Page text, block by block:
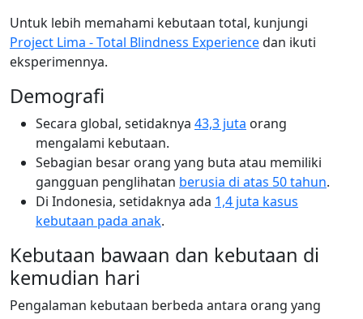
Untuk lebih memahami kebutaan total, kunjungi
Project Lima - Total Blindness Experiencedan ikuti
eksperimennya.
Demografi
Secara global, setidaknya 43,3 juta orang
mengalami kebutaan.
Sebagian besar orang yang buta atau memiliki
gangguan penglihatan berusia di atas 50 tahun.
Di Indonesia, setidaknya ada 1,4 juta kasus
kebutaan pada anak.
Kebutaan bawaan dan kebutaan di
kemudian hari
Pengalaman kebutaan berbeda antara orang yang